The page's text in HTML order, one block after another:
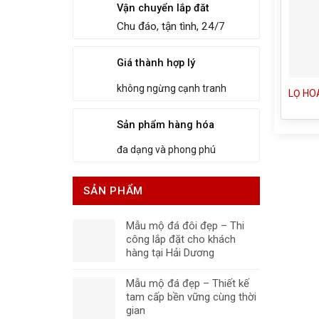
Vận chuyển lắp đăt
Chu đáo, tận tình, 24/7
Giá thành hợp lý
không ngừng cạnh tranh
Sản phẩm hàng hóa
đa dạng và phong phú
SẢN PHẨM
Mẫu mộ đá đôi đẹp – Thi
công lắp đặt cho khách
hàng tại Hải Dương
Mẫu mộ đá đẹp – Thiết kế
tam cấp bền vững cùng thời
gian
LỌ